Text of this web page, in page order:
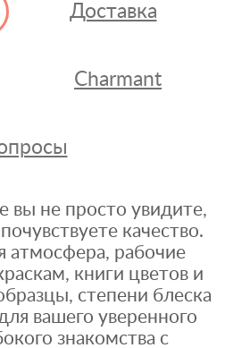
Доставка
Charmant
не просто увидите,
качество.
атмосфера, рабочие
книги цветов и
степени блеска
вашего уверенного
знакомства с